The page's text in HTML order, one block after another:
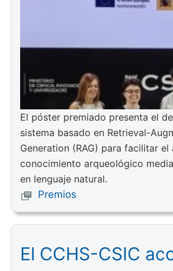
El póster premiado presenta el
sistema basado en Retrieval-
Generation (RAG) para facilitar el
conocimiento arqueológico
en lenguaje natural.
Premios
El CCHS-CSIC